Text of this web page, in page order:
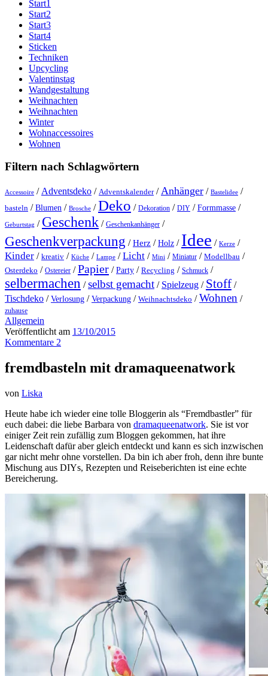
Start1
Start2
Start3
Start4
Sticken
Techniken
Upcycling
Valentinstag
Wandgestaltung
Weihnachten
Weihnachten
Winter
Wohnaccessoires
Wohnen
Filtern nach Schlagwörtern
Accessoire / Adventsdeko / Adventskalender/Anhänger / Bastelidee /
basteln /Blumen / Brosche /Deko / Dekoration / DIY /Formmasse /
Geburtstag / Geschenk / Geschenkanhänger /
Geschenkverpackung /Herz /Holz / Idee / Kerze /
Kinder / kreativ / Küche / Lampe /Licht / Mini / Miniatur / Modellbau /
Osterdeko / Ostereier /Papier /Party / Recycling / Schmuck /
selbermachen /selbst gemacht / Spielzeug / Stoff /
Tischdeko /Verlosung /Verpackung / Weihnachtsdeko /Wohnen /
zuhause
Allgemein
Veröffentlicht am 13/10/2015
Kommentare 2
fremdbasteln mit dramaqueenatwork
von Liska
Heute habe ich wieder eine tolle Bloggerin als “Fremdbastler” für
euch dabei: die liebe Barbara von dramaqueenatwork. Sie ist vor
einiger Zeit rein zufällig zum Bloggen gekommen, hat ihre
Leidenschaft dafür aber gleich entdeckt und kann es sich inzwischen
gar nicht mehr ohne vorstellen. Da bin ich aber froh, denn ihre bunte
Mischung aus DIYs, Rezepten und Reiseberichten ist eine echte
Bereicherung.